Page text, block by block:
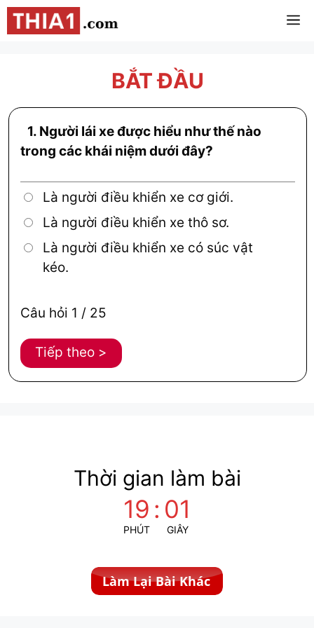
Chuyển
đến
BẮT ĐẦU
1. Người lái xe được hiểu như thế nào
trong các khái niệm dưới đây?
Là người điều khiển xe cơ giới.
Là người điều khiển xe thô sơ.
Là người điều khiển xe có súc vật
kéo.
Câu hỏi 1 / 25
Thời gian làm bài
19
PHÚT
: 01
GIÂY